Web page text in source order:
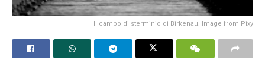
Il campo di sterminio di Birkenau. Image from Pixy